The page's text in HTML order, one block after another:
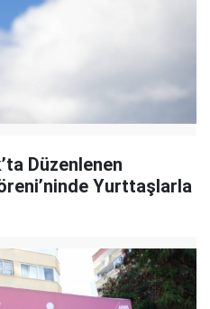
Düzenlenen
Yurttaşlarla